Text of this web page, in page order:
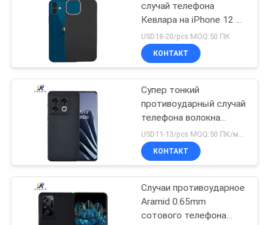
Случай дозора
Яблока волокна
углерода
Случай
автомобиля
волокна углерода
случай телефона
Кевлара на iPhone 12 12
Pro с кольцом металла
USD18-20/pcs MOQ:50 ПК
КОНТАКТ
Супер тонкий
противоударный случай
телефона волокна
Aramid для одного плюс
10 Pro
КОНТАКТ
Случаи противоударное
Aramid 0.65mm
сотового телефона